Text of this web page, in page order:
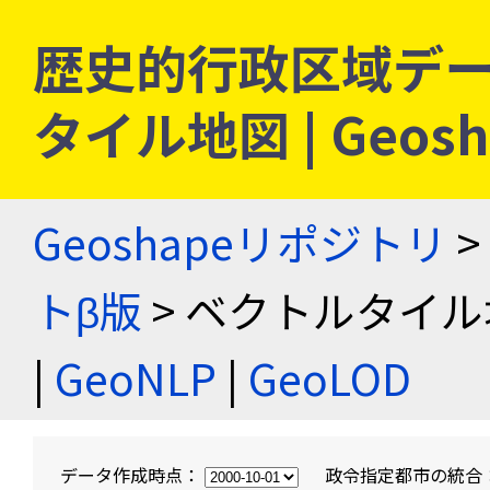
歴史的行政区域デ
タイル地図 |
Geoshapeリポジトリ >
トβ版 > ベクトルタイ
| GeoNLP | GeoLOD
データ作成時点： 政令指定都市の統